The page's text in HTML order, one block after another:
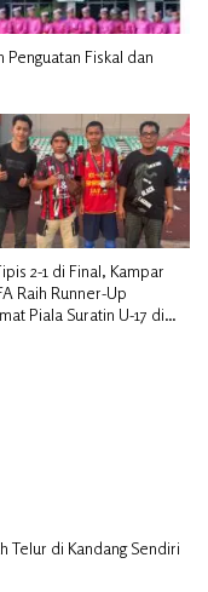
Penguatan Fiskal dan
2-1 di Final, Kampar
Raih Runner-Up
Piala Suratin U-17 di
Telur di Kandang Sendiri